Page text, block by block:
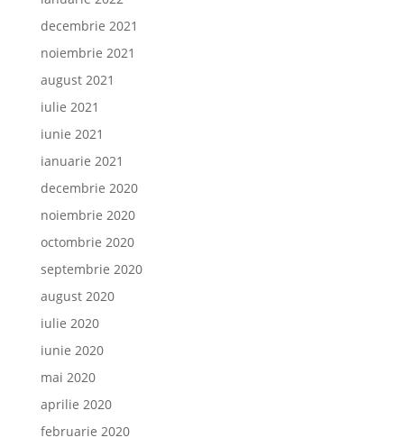
decembrie 2021
noiembrie 2021
august 2021
iulie 2021
iunie 2021
ianuarie 2021
decembrie 2020
noiembrie 2020
octombrie 2020
septembrie 2020
august 2020
iulie 2020
iunie 2020
mai 2020
aprilie 2020
februarie 2020